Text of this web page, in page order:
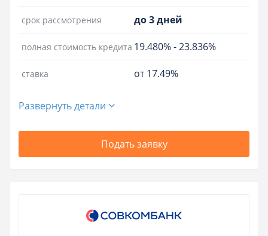
срок рассмотрения до 3 дней
полная стоимость кредита 19.480%-23.836%
ставка от 17.49%
Развернуть детали
Подать заявку